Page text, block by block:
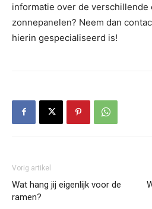
informatie over de
zonnepanelen? Neem dan
hierin gespecialiseerd is!
Vorig artikel
Wat hang jij eigenlijk voor de
ramen?